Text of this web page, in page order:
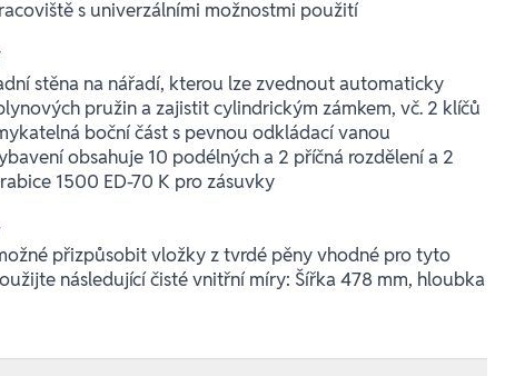
s univerzálními možnostmi použití
stěna na nářadí, kterou lze zvednout automaticky
pružin a zajistit cylindrickým zámkem, vč. 2 klíčů
boční část s pevnou odkládací vanou
obsahuje 10 podélných a 2 příčná rozdělení a 2
1500 ED-70 K pro zásuvky
přizpůsobit vložky z tvrdé pěny vhodné pro tyto
následující čisté vnitřní míry: Šířka 478 mm, hloubka